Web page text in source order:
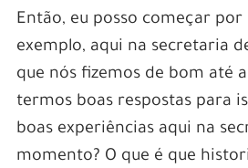
Então, eu posso começar por
exemplo, aqui na secretaria
que nós fizemos de bom até
termos boas respostas para
boas experiências aqui na
momento? O que é que